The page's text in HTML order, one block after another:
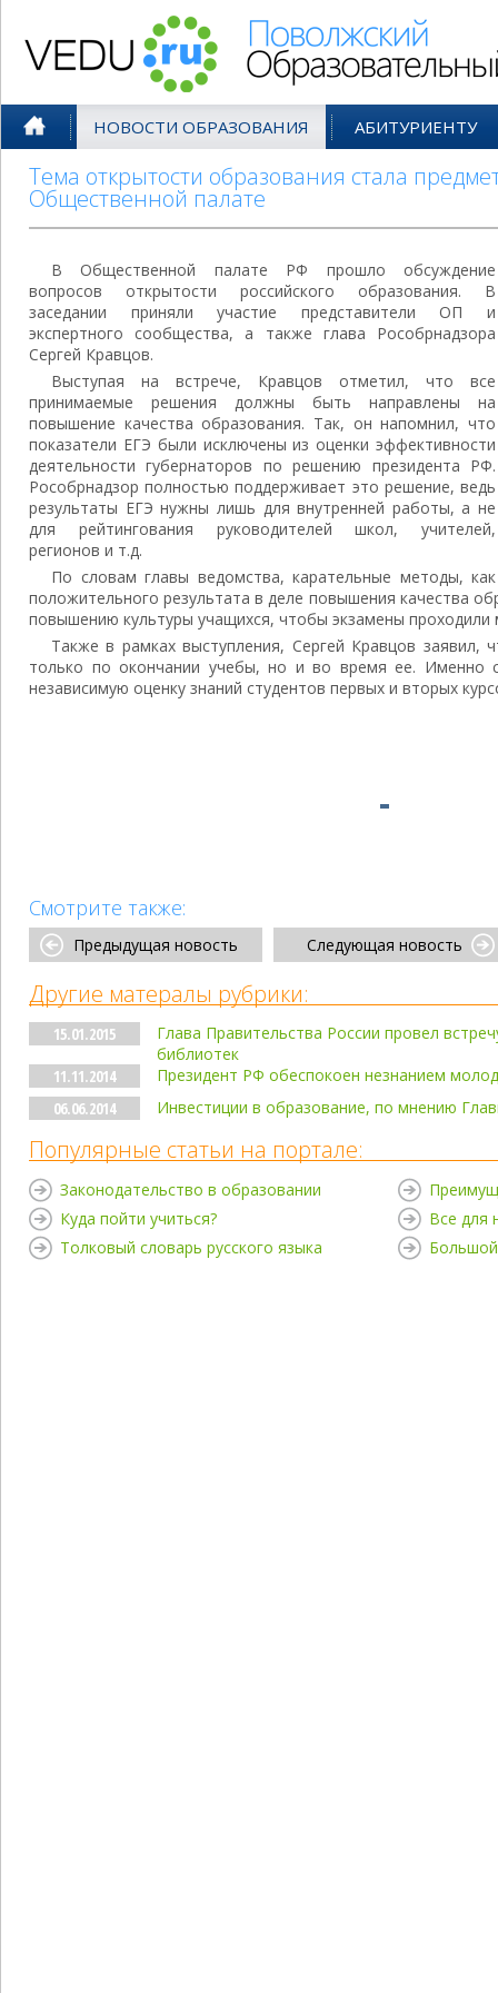
НОВОСТИ ОБРАЗОВАНИЯ АБИТУРИЕНТУ
Тема открытости образования стала
Общественной палате
В Общественной палате РФ прошло обсуждение
вопросов открытости российского образования. В
заседании приняли участие представители ОП и
экспертного сообщества, а также глава Рособрнадзора
Сергей Кравцов.
Выступая на встрече, Кравцов отметил, что все
принимаемые решения должны быть направлены на
повышение качества образования. Так, он напомнил, что
показатели ЕГЭ были исключены из оценки эффективности
деятельности губернаторов по решению президента РФ.
Рособрнадзор полностью поддерживает это решение, ведь
результаты ЕГЭ нужны лишь для внутренней работы, а не
для рейтингования руководителей школ, учителей,
регионов и т.д.
По словам главы ведомства, карательные методы,
положительного результата в деле повышения качества
повышению культуры учащихся, чтобы экзамены проходили
Также в рамках выступления, Сергей Кравцов заявил,
только по окончании учебы, но и во время ее. Именно
независимую оценку знаний студентов первых и вторых
Смотрите также:
Предыдущая новость Следующая новость
Другие матералы рубрики:
15.01.2015
Глава Правительства России провел
библиотек
11.11.2014
Президент РФ обеспокоен незнанием
06.06.2014
Инвестиции в образование, по мнению
Популярные статьи на портале:
Законодательство в образовании
Куда пойти учиться?
Толковый словарь русского языка
Все для
Большой